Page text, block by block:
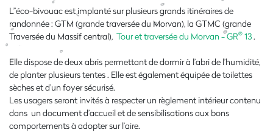
L’’éco-bivouac est implanté sur plusieurs grands itinéraires de
randonnée : GTM (grande traversée du Morvan), la GTMC (grande
Traversée du Massif central), Tour et traversée du Morvan - GR® 13.
Elle dispose de deux abris permettant de dormir à l’abri de l’humidité,
de planter plusieurs tentes . Elle est également équipée de toilettes
sèches et d’un foyer sécurisé.
Les usagers seront invités à respecter un règlement intérieur contenu
dans un document d’accueil et de sensibilisations aux bons
comportements à adopter sur l’aire.